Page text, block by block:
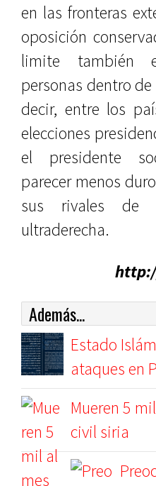
en las fronteras
oposición
limite también
personas dentro de
decir, entre los
elecciones
el presidente
parecer menos
sus rivales
ultraderecha.
Además...
Estado
ataques en
Mueren 5
civil siria